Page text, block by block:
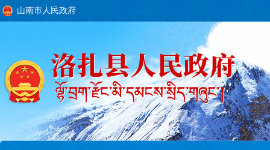
山南市人民政府